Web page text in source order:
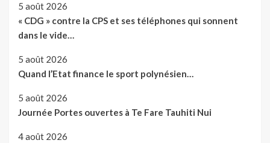
5 août 2026
« CDG » contre la CPS et ses téléphones qui sonnent
dans le vide…
5 août 2026
Quand l’Etat finance le sport polynésien…
5 août 2026
Journée Portes ouvertes à Te Fare Tauhiti Nui
4 août 2026